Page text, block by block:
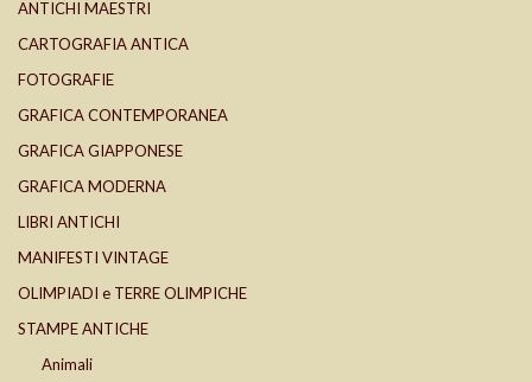
ANTICHI MAESTRI
CARTOGRAFIA ANTICA
FOTOGRAFIE
GRAFICA CONTEMPORANEA
GRAFICA GIAPPONESE
GRAFICA MODERNA
LIBRI ANTICHI
MANIFESTI VINTAGE
OLIMPIADI e TERRE OLIMPICHE
STAMPE ANTICHE
Animali